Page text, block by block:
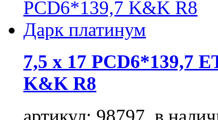
7,5 x 17 PCD6*139,7
K&K R8
артикул: 98797, в